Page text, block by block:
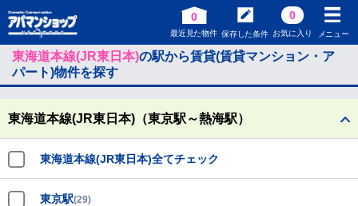
0
最近見た物件 保存した条件
0
お気に入り メニュー
東海道本線(JR東日本)の駅から賃貸(賃貸マンション・ア
パート)物件を探す
東海道本線(JR東日本)（東京駅～熱海駅）
東海道本線(JR東日本)全てチェック
東京駅(29)